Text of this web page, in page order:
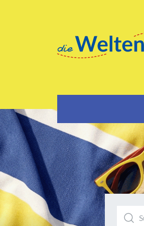
Reiseziele
Albanien
Andorra
Balkan
Baltikum
Belgien
Bulgarien